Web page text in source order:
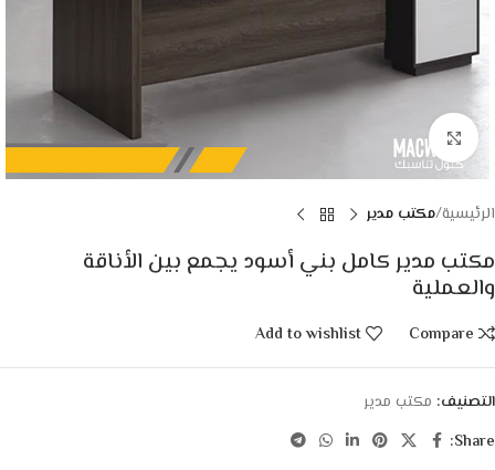
Click to enlarge
الرئيسية مكتب مدير
مكتب مدير كامل بني أسود يجمع بين الأناقة
والعملية
Compare
Add to wishlist
التصنيف: مكتب مدير
Share: